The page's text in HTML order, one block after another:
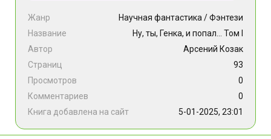
Жанр Научная фантастика /Фэнтези
Название
Ну, ты, Генка, и попал... Том I
Автор
Арсений Козак
Страниц
93
Просмотров
0
Комментариев
0
Книга добавлена на сайт
5-01-2025, 23:01